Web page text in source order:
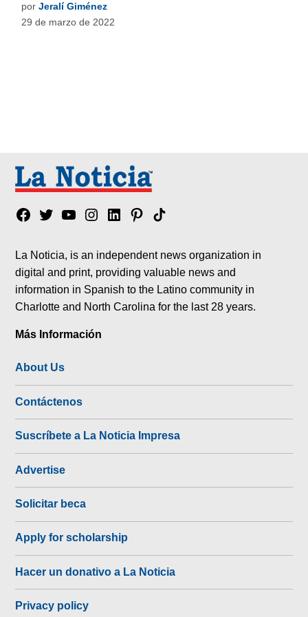
por Jeralí Giménez
29 de marzo de 2022
Facebook
TwitterYouTubeInstagram
LinkedinPinterest
Tik
La Noticia, is an independent news organization in
digital and print, providing valuable news and
information in Spanish to the Latino community in
Charlotte and North Carolina for the last 28 years.
Más Información
About Us
Contáctenos
Suscríbete a La Noticia Impresa
Advertise
Solicitar beca
Apply for scholarship
Hacer un donativo a La Noticia
Privacy policy